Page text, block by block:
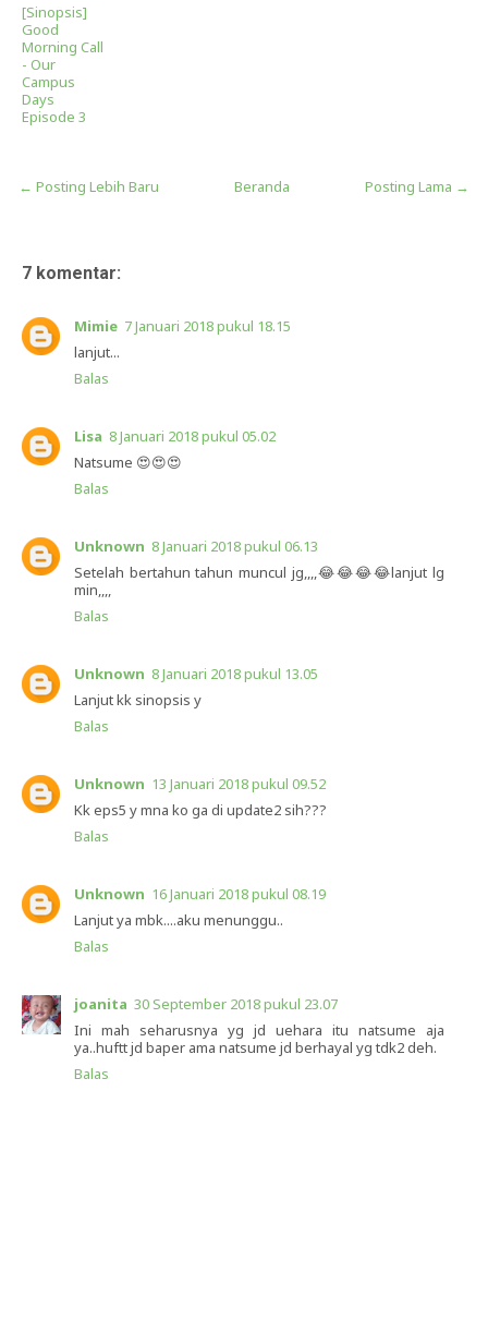
[Sinopsis]
Good
Morning Call
- Our
Campus
Days
Episode 3
← Posting Lebih Baru Posting Lama →
Beranda
7 komentar:
Mimie 7 Januari 2018 pukul 18.15
lanjut...
Balas
Lisa 8 Januari 2018 pukul 05.02
Natsume 😍😍😍
Balas
Unknown 8 Januari 2018 pukul 06.13
Setelah bertahun tahun muncul jg,,,,😂😂😂😂lanjut lg
min,,,,
Balas
Unknown 8 Januari 2018 pukul 13.05
Lanjut kk sinopsis y
Balas
Unknown 13 Januari 2018 pukul 09.52
Kk eps5 y mna ko ga di update2 sih???
Balas
Unknown 16 Januari 2018 pukul 08.19
Lanjut ya mbk....aku menunggu..
Balas
joanita 30 September 2018 pukul 23.07
Ini mah seharusnya yg jd uehara itu natsume aja
ya..huftt jd baper ama natsume jd berhayal yg tdk2 deh.
Balas